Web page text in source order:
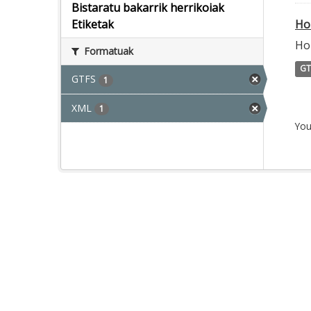
Bistaratu bakarrik herrikoiak
Etiketak
Formatuak
GTFS 1
XML 1